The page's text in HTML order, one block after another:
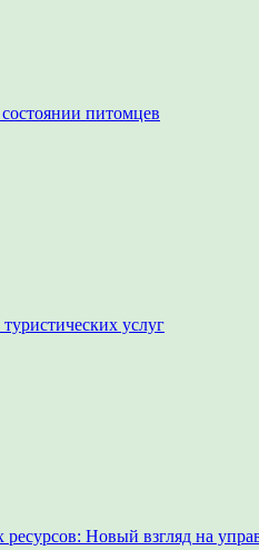
питомцев
услуг
Новый взгляд на